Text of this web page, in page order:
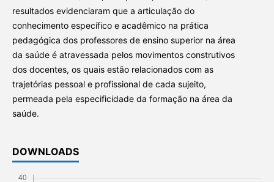
resultados evidenciaram que a articulação do
conhecimento específico e acadêmico na prática
pedagógica dos professores de ensino superior na área
da saúde é atravessada pelos movimentos construtivos
dos docentes, os quais estão relacionados com as
trajetórias pessoal e profissional de cada sujeito,
permeada pela especificidade da formação na área da
saúde.
DOWNLOADS